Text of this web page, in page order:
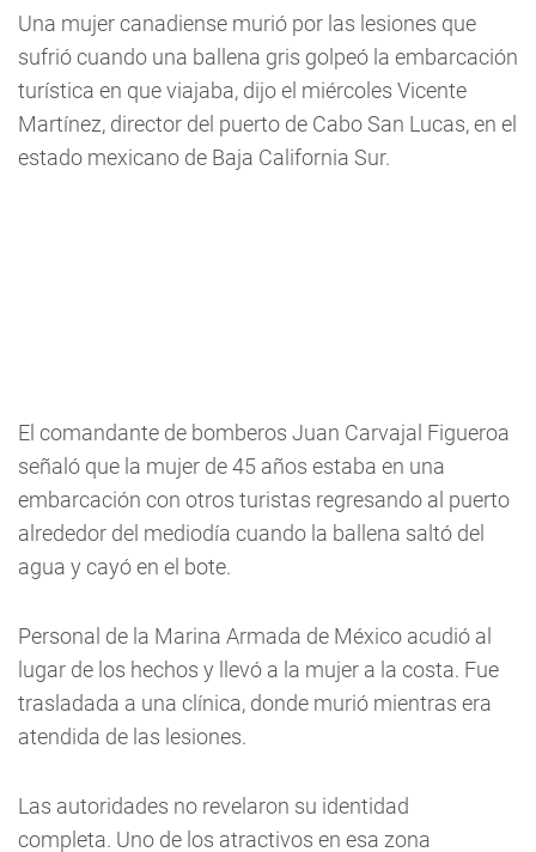
Una mujer canadiense murió por las lesiones que
sufrió cuando una ballena gris golpeó la embarcación
turística en que viajaba, dijo el miércoles Vicente
Martínez, director del puerto de Cabo San Lucas, en el
estado mexicano de Baja California Sur.
El comandante de bomberos Juan Carvajal Figueroa
señaló que la mujer de 45 años estaba en una
embarcación con otros turistas regresando al puerto
alrededor del mediodía cuando la ballena saltó del
agua y cayó en el bote.
Personal de la Marina Armada de México acudió al
lugar de los hechos y llevó a la mujer a la costa. Fue
trasladada a una clínica, donde murió mientras era
atendida de las lesiones.
Las autoridades no revelaron su identidad
completa. Uno de los atractivos en esa zona